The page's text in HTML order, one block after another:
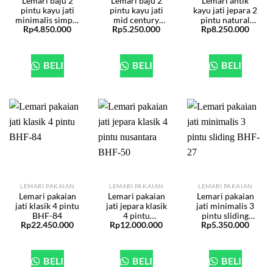
pintu kayu jati
minimalis simple
BHF-100
Rp4.850.000
BELI
pintu kayu jati
mid century
minimalis BHF-
Rp5.250.000
BELI
kayu jati jepara 2
pintu natural
BHF-88
Rp8.250.000
BELI
LEMARI PAKAIAN
Lemari pakaian
jati klasik 4 pintu
BHF-84
Rp22.450.000
BELI
LEMARI PAKAIAN
Lemari pakaian
jati jepara klasik
4 pintu
nusantara BHF-
Rp12.000.000
BELI
LEMARI PAKAIAN
Lemari pakaian
jati minimalis 3
pintu sliding
BHF-27
Rp5.350.000
BELI